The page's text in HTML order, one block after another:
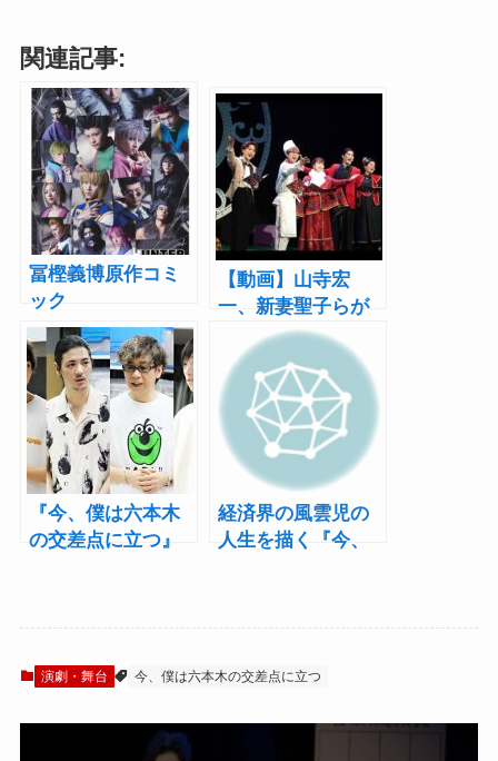
関連記事:
冨樫義博原作コミ
ック
『HUNTER×HUNT
ER』の舞台化第2
弾が上演決定！幻
影旅団団長・クロ
ロ役に太田基裕
【動画】山寺宏
一、新妻聖子らが
リーディングパフ
ォーマンス『クリ
スマス・イブのお
はなし』公開ゲネ
プロ
『今、僕は六本木
の交差点に立つ』
経済界の風雲児の
人生を描く『今、
寺宏一
演劇・舞台 今、僕は六本木の交差点に立つ